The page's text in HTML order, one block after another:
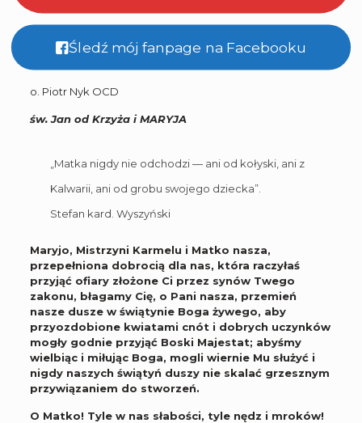
Śledź mój fanpage na Facebooku
o. Piotr Nyk OCD
św. Jan od Krzyża i MARYJA
„Matka nigdy nie odchodzi — ani od kołyski, ani z
Kalwarii, ani od grobu swojego dziecka”.
Stefan kard. Wyszyński
Maryjo, Mistrzyni Karmelu i Matko nasza,
przepełniona dobrocią dla nas, która raczyłaś
przyjąć ofiary złożone Ci przez synów Twego
zakonu, błagamy Cię, o Pani nasza, przemień
nasze dusze w świątynie Boga żywego, aby
przyozdobione kwiatami cnót i dobrych uczynków
mogły godnie przyjąć Boski Majestat; abyśmy
wielbiąc i miłując Boga, mogli wiernie Mu służyć i
nigdy naszych świątyń duszy nie skalać grzesznym
przywiązaniem do stworzeń.
O Matko! Tyle w nas słabości, tyle nędz i mroków!